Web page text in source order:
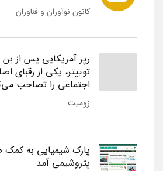
کانون نوآوران و فناوران
رپر آمریکایی پس از
توییتر، یکی از رقبای
اجتماعی را تصاحب
زومیت
پارک شیمیایی به کمک
پتروشیمی آمد